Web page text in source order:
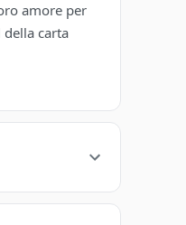
amore per
carta